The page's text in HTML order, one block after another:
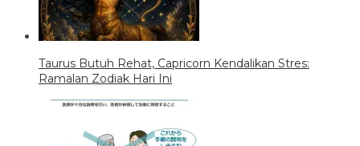
Taurus Butuh Rehat, Capricorn Kendalikan Stres:
Ramalan Zodiak Hari Ini